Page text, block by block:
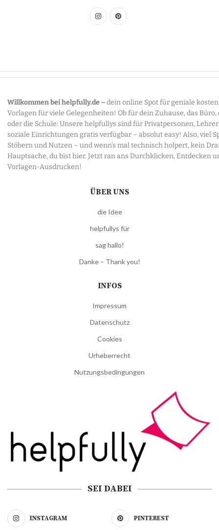
Willkommen bei helpfully.de –dein online Spot für geniale
Vorlagen für viele Gelegenheiten! Ob für dein Zuhause, das Büro,
oder die Schule: Unsere helpfullys sind für Privatpersonen,
soziale Einrichtungen gratis verfügbar – absolut easy! Also, viel
Stöbern und Nutzen – und wenn’s mal technisch holpert, kein
Hauptsache, du bist hier. Jetzt ran ans Durchklicken, Entdecken
Vorlagen-Ausdrucken!
ÜBER UNS
die Idee
helpfullys für
sag hallo!
Danke – Thank you!
INFOS
Impressum
Datenschutz
Cookies
Urheberrecht
Nutzungsbedingungen
SEI DABEI
INSTAGRAM PINTEREST